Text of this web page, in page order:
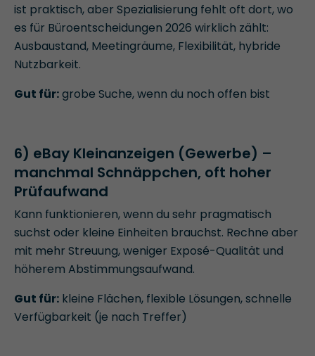
ist praktisch, aber Spezialisierung fehlt oft dort, wo
es für Büroentscheidungen 2026 wirklich zählt:
Ausbaustand, Meetingräume, Flexibilität, hybride
Nutzbarkeit.
Gut für:grobe Suche, wenn du noch offen bist
6) eBay Kleinanzeigen (Gewerbe) –
manchmal Schnäppchen, oft hoher
Prüfaufwand
Kann funktionieren, wenn du sehr pragmatisch
suchst oder kleine Einheiten brauchst. Rechne aber
mit mehr Streuung, weniger Exposé-Qualität und
höherem Abstimmungsaufwand.
Gut für: kleine Flächen, flexible Lösungen, schnelle
Verfügbarkeit (je nach Treffer)